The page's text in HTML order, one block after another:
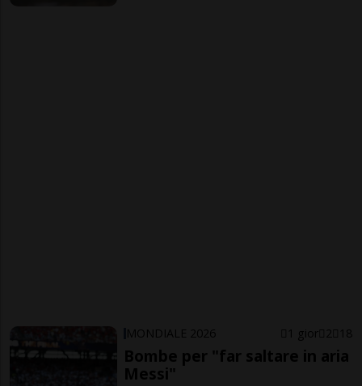
MONDIALE 2026 1 gior 2 18
Bombe per "far saltare in aria
Messi"